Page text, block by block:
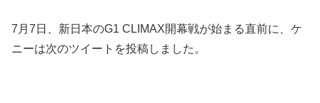
7月7日、新日本のG1 CLIMAX開幕戦が始まる直前に、ケ
ニーは次のツイートを投稿しました。